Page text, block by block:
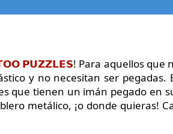
𝗣𝗨𝗭𝗭𝗟𝗘𝗦! Para aquellos que
y no necesitan ser pegadas.
que tienen un imán pegado en
metálico, ¡o donde quieras!